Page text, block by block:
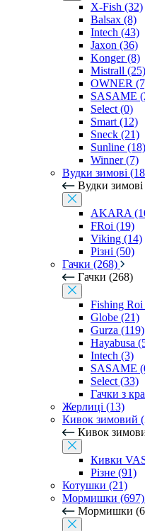
X-Fish (32)
Balsax (8)
Intech (43)
Jaxon (36)
Konger (8)
Mistrall (25)
OWNER
SASAME
Select (0)
Smart (12)
Sneck (21)
Sunline (18)
Winner (7)
Вудки зимові
Вудки
AKARA
FRoi (19)
Viking (14)
Різні (50)
Гачки (268)
Гачки (268)
Fishing Roi
Globe (21)
Gurza (119)
Hayabusa
Intech (3)
SASAME
Select (33)
Гачки з
Жерлиці (13)
Кивок зимовий
Кивок
Кивки
Різне (91)
Котушки (21)
Мормишки (697)
Мормишки